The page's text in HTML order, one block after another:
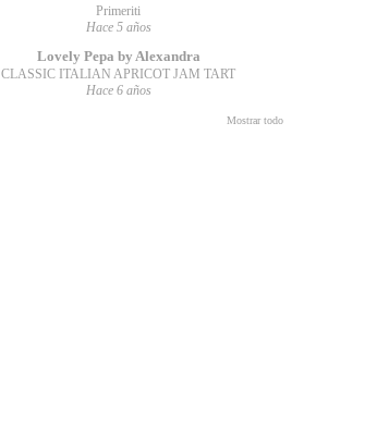
Primeriti
Hace 5 años
Lovely Pepa by Alexandra
CLASSIC ITALIAN APRICOT JAM TART
Hace 6 años
Mostrar todo